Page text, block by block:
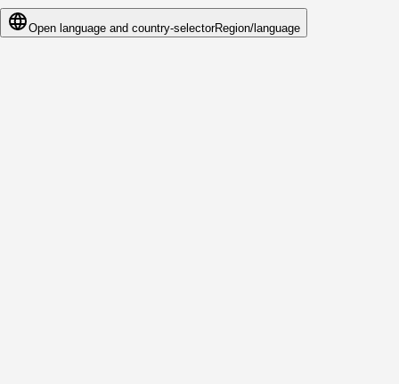
Open language and country-selectorRegion/language